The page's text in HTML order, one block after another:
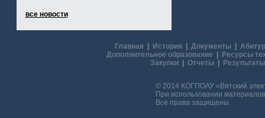
все новости
Главная История Документы|
Дополнительное образование
Ресурсы
Закупки| Отчеты|
© 2014 КОГПОАУ «Вятский
При использовании
Все права защищены.